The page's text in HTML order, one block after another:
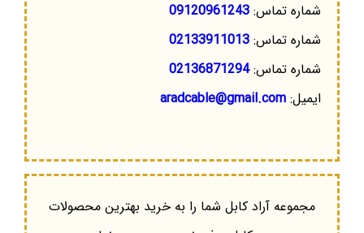
شماره تماس: 09120961243
شماره تماس: 02133911013
شماره تماس:02136871294
ایمیل: aradcable@gmail.com
مجموعه آراد کابل شما را به خرید بهترین محصولات